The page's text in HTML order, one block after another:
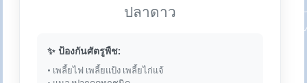
ปลาดาว
✨ ป้องกันศัตรูพืช:
• เพลี้ยไฟ เพลี้ยแป้ง เพลี้ยไก่แจ้